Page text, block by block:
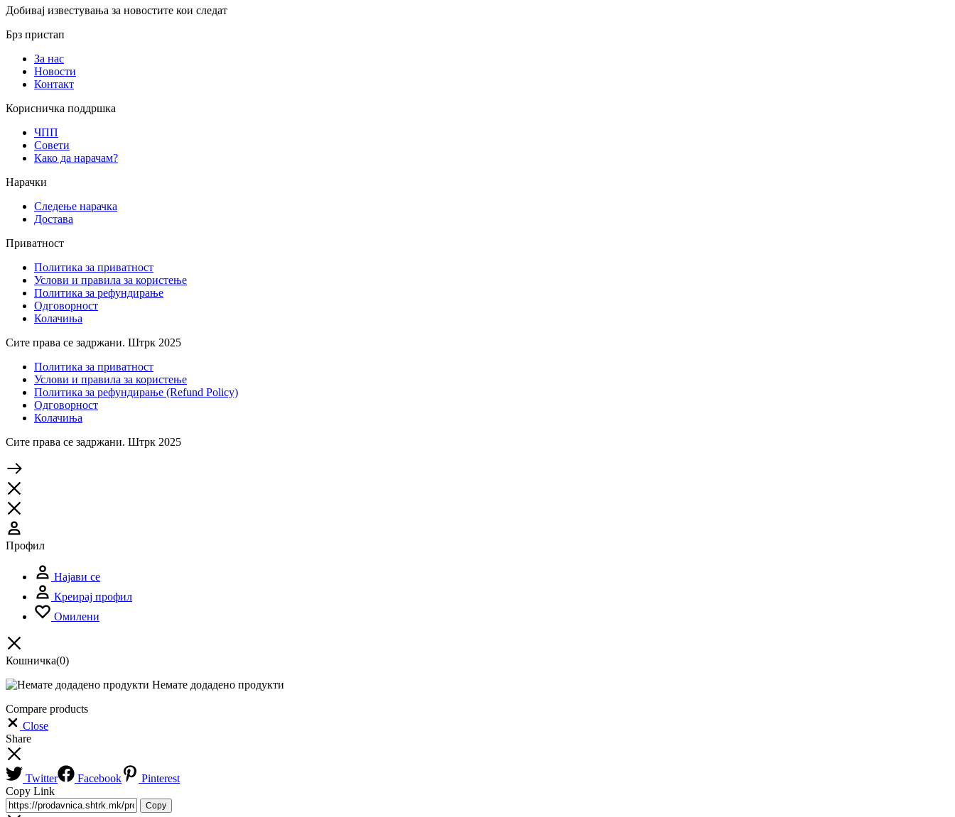
Добивај известувања за новостите кои следат
Брз пристап
За нас
Новости
Контакт
Корисничка поддршка
ЧПП
Совети
Како да нарачам?
Нарачки
Следење нарачка
Достава
Приватност
Политика за приватност
Услови и правила за користење
Политика за рефундирање
Одговорност
Колачиња
Сите права се задржани. Штрк 2025
Политика за приватност
Услови и правила за користење
Политика за рефундирање (Refund Policy)
Одговорност
Колачиња
Сите права се задржани. Штрк 2025
Профил
Најави се
Креирај профил
Омилени
Кошничка(0)
Немате додадено продукти
Compare products
Close
Share
Twitter Facebook
Pinterest
Copy Link
Copy